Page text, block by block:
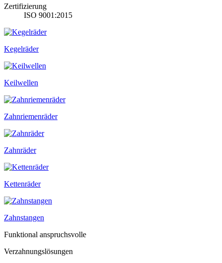
Zertifizierung
ISO 9001:2015
Kegelräder
Keilwellen
Zahnriemenräder
Zahnräder
Kettenräder
Zahnstangen
Funktional anspruchsvolle
Verzahnungslösungen